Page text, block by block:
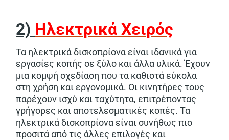
2) Ηλεκτρικά Χειρός
Τα ηλεκτρικά δισκοπρίονα είναι ιδανικά για
εργασίες κοπής σε ξύλο και άλλα υλικά. Έχουν
μια κομψή σχεδίαση που τα καθιστά εύκολα
στη χρήση και εργονομικά. Οι κινητήρες τους
παρέχουν ισχύ και ταχύτητα, επιτρέποντας
γρήγορες και αποτελεσματικές κοπές. Τα
ηλεκτρικά δισκοπρίονα είναι συνήθως πιο
προσιτά από τις άλλες επιλογές και